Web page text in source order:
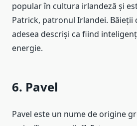
popular în cultura irlandeză și
Patrick, patronul Irlandei. Băieții
adesea descriși ca fiind
energie.
6. Pavel
Pavel este un nume de origine